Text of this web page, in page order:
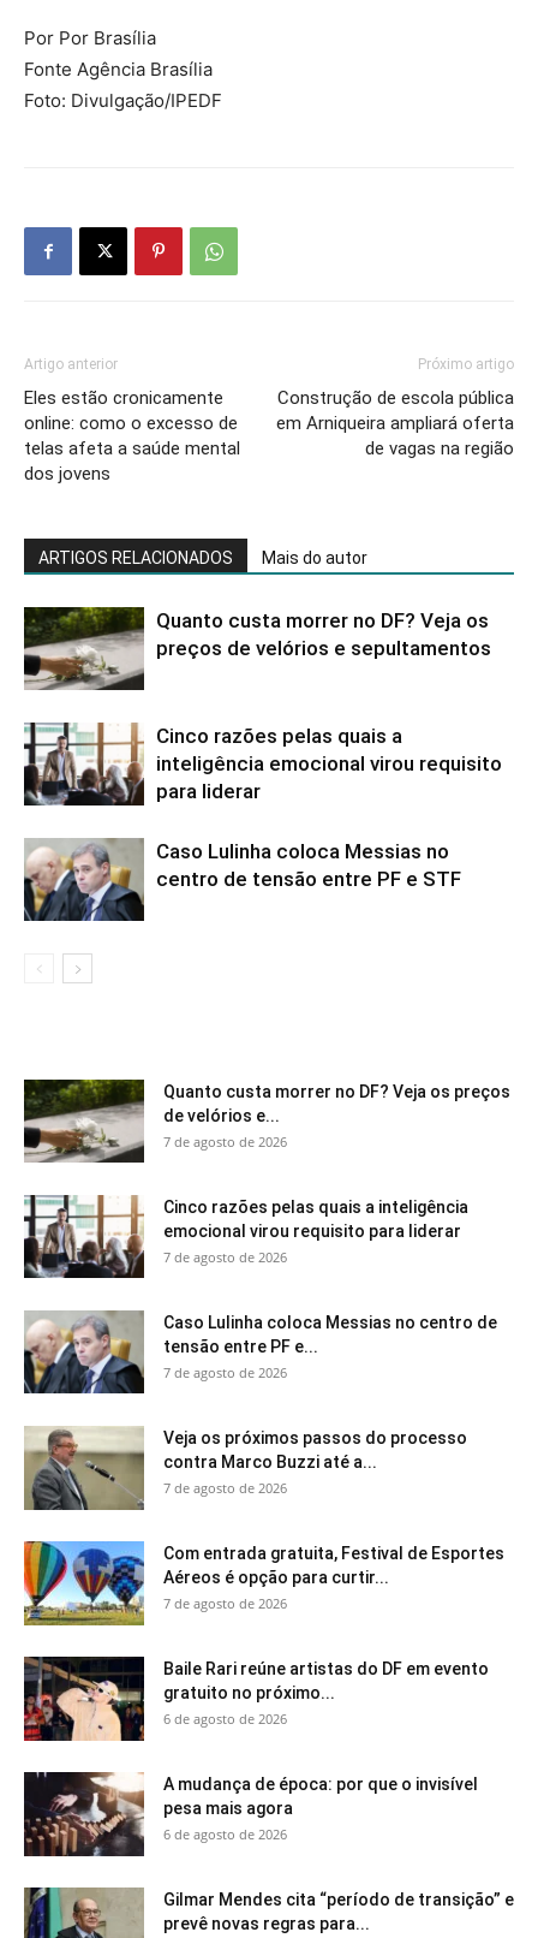
Por Por Brasília
Fonte Agência Brasília
Foto: Divulgação/IPEDF
Artigo anterior
Eles estão cronicamente
online: como o excesso de
telas afeta a saúde mental
dos jovens
Próximo artigo
Construção de escola pública
em Arniqueira ampliará oferta
de vagas na região
ARTIGOS RELACIONADOS Mais do autor
Quanto custa morrer no DF? Veja os
preços de velórios e sepultamentos
Cinco razões pelas quais a
inteligência emocional virou requisito
para liderar
Caso Lulinha coloca Messias no
centro de tensão entre PF e STF
Quanto custa morrer no DF? Veja os preços
de velórios e...
7 de agosto de 2026
Cinco razões pelas quais a inteligência
emocional virou requisito para liderar
7 de agosto de 2026
Caso Lulinha coloca Messias no centro de
tensão entre PF e...
7 de agosto de 2026
Veja os próximos passos do processo
contra Marco Buzzi até a...
7 de agosto de 2026
Com entrada gratuita, Festival de Esportes
Aéreos é opção para curtir...
7 de agosto de 2026
Baile Rari reúne artistas do DF em evento
gratuito no próximo...
6 de agosto de 2026
A mudança de época: por que o invisível
pesa mais agora
6 de agosto de 2026
Gilmar Mendes cita “período de transição” e
prevê novas regras para...